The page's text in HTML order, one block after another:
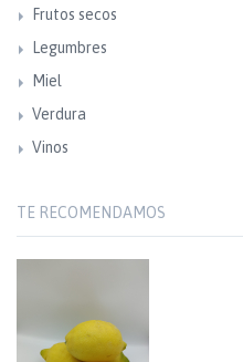
Frutos secos
Legumbres
Miel
Verdura
Vinos
TE RECOMENDAMOS